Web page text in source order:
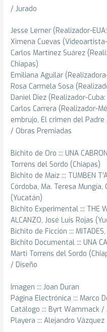
/ Jurado
Jesse Lerner (Realizador-
Ximena Cuevas
Carlos Martínez Suárez
Chiapas)
Emiliana Aguilar
Rosa Carmela Sosa
Daniel Diez (Realizador-
Carlos Carrera (Realizador-
embrujo, El crimen del Padre
/ Obras Premiadas
Bichito de Oro ::: UNA
Torrens del Sordo (Chiapas)
Bichito de Maíz ::: TUMBEN
Córdoba, Ma. Teresa
(Yucatán)
Bichito Experimental ::: THE
ALCANZO, José Luis Rojas
Bichito de Ficción :::
Bichito Documental ::: UNA
Marti Torrens del Sordo
/ Diseño
Imagen ::: Joan Duran
Página Electrónica ::: Marco
Catálogo ::: Byrt Wammack /
Playera ::: Alejandro Vázquez